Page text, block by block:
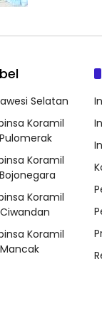
Selatan
Koramil
Koramil
Koramil
Koramil